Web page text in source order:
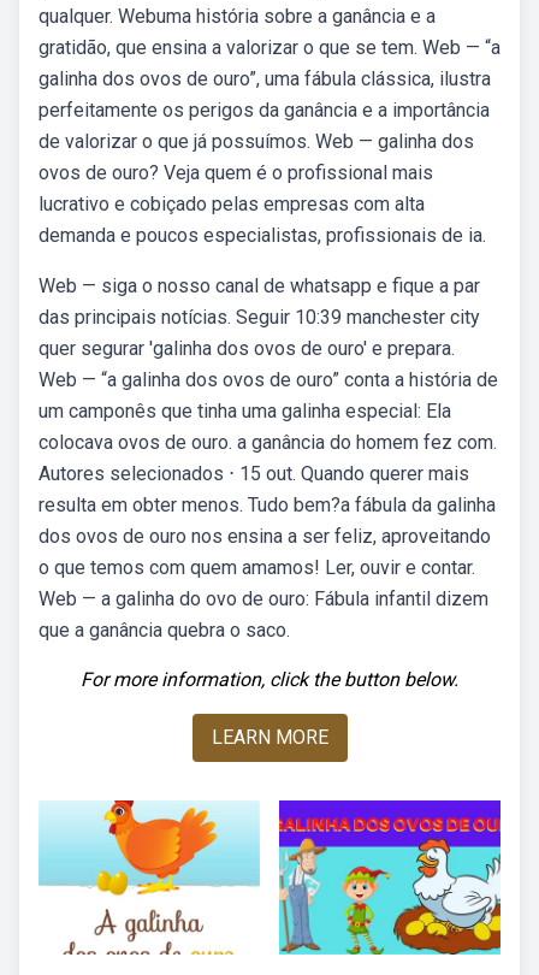
qualquer. Webuma história sobre a ganância e a
gratidão, que ensina a valorizar o que se tem. Web — “a
galinha dos ovos de ouro”, uma fábula clássica, ilustra
perfeitamente os perigos da ganância e a importância
de valorizar o que já possuímos. Web — galinha dos
ovos de ouro? Veja quem é o profissional mais
lucrativo e cobiçado pelas empresas com alta
demanda e poucos especialistas, profissionais de ia.
Web — siga o nosso canal de whatsapp e fique a par
das principais notícias. Seguir 10:39 manchester city
quer segurar 'galinha dos ovos de ouro' e prepara.
Web — “a galinha dos ovos de ouro” conta a história de
um camponês que tinha uma galinha especial: Ela
colocava ovos de ouro. a ganância do homem fez com.
Autores selecionados ⋅ 15 out. Quando querer mais
resulta em obter menos. Tudo bem?a fábula da galinha
dos ovos de ouro nos ensina a ser feliz, aproveitando
o que temos com quem amamos! Ler, ouvir e contar.
Web — a galinha do ovo de ouro: Fábula infantil dizem
que a ganância quebra o saco.
For more information, click the button below.
LEARN MORE